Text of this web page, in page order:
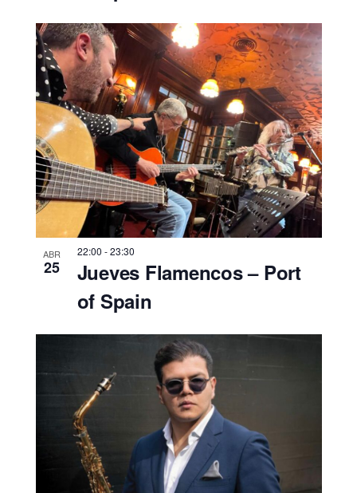
ABR
25
22:00 -23:30
Jueves Flamencos – Port
of Spain